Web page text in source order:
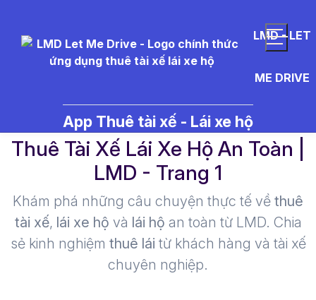
LMD - LET
ME DRIVE
App Thuê tài xế - Lái xe hộ
ban%20nhau%20toi%20lai -
Thuê Tài Xế Lái Xe Hộ An Toàn |
LMD - Trang 1​
Khám phá những câu chuyện thực tế về thuê
tài xế, lái xe hộ và lái hộ an toàn từ LMD. Chia
sẻ kinh nghiệm thuê lái từ khách hàng và tài xế
chuyên nghiệp.